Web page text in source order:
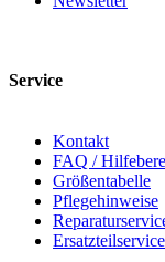
Service
Kontakt
FAQ /
Größentabelle
Pflegehinweise
Ersatzteilservice